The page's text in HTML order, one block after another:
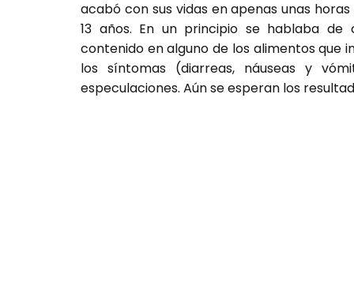
acabó con sus vidas en apenas unas
13 años. En un principio se hablaba
contenido en alguno de los alimentos que
los síntomas (diarreas, náuseas y
especulaciones. Aún se esperan los